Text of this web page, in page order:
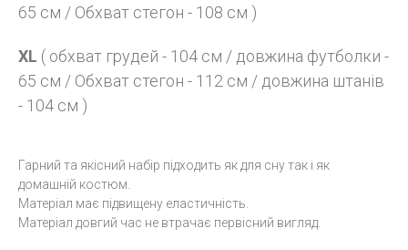
65 см / Обхват стегон - 108 см )
XL ( обхват грудей - 104 см / довжина футболки -
65 см / Обхват стегон - 112 см / довжина штанів
- 104 см )
Гарний та якісний набір підходить як для сну так і як
домашній костюм.
Матеріал має підвищену еластичність.
Матеріал довгий час не втрачає первісний вигляд.